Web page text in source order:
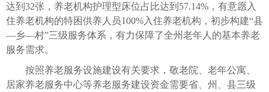
达到32张，养老机构护理型床位占比达到57.14%，有意愿入
住养老机构的特困供养人员100%入住养老机构，初步构建“县
—乡—村”三级服务体系，有力保障了全州老年人的基本养老
服务需求。
按照养老服务设施建设有关要求，敬老院、老年公寓、
居家养老服务中心等养老服务建设资金需要省、州、县三级